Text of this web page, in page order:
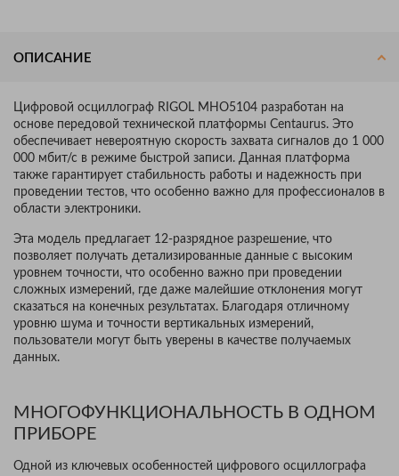
ОПИСАНИЕ
Цифровой осциллограф RIGOL MHO5104 разработан на
основе передовой технической платформы Centaurus. Это
обеспечивает невероятную скорость захвата сигналов до 1 000
000 мбит/с в режиме быстрой записи. Данная платформа
также гарантирует стабильность работы и надежность при
проведении тестов, что особенно важно для профессионалов в
области электроники.
Эта модель предлагает 12-разрядное разрешение, что
позволяет получать детализированные данные с высоким
уровнем точности, что особенно важно при проведении
сложных измерений, где даже малейшие отклонения могут
сказаться на конечных результатах. Благодаря отличному
уровню шума и точности вертикальных измерений,
пользователи могут быть уверены в качестве получаемых
данных.
МНОГОФУНКЦИОНАЛЬНОСТЬ В ОДНОМ
ПРИБОРЕ
Одной из ключевых особенностей цифрового осциллографа